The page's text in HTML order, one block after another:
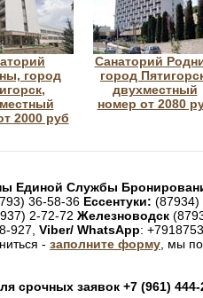
город
2000 руб
Санаторий
город
двухместный
номер от 2080
Единой Службы
36-58-36 Ессентуки: (87934)
2-72-72 Железноводск
927, Viber/ WhatsApp:
- заполните форму , мы
срочных заявок +7 (961) 444-